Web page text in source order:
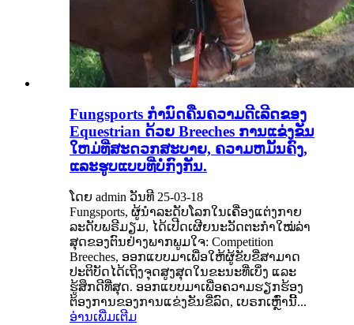
Fungsports ກໍານົດຄືນຄວາມດີເລີດຂອງ
Equestrian ດ້ວຍ Breeches ການແຂ່ງຂັນ
ໃຫມ່ທີ່ສະດວກສະບາຍ, ຄວາມຫມັ້ນຄົງ,
ແລະຮູບແບບທີ່ບໍ່ກົງກັນ.
ໂດຍ admin ວັນທີ 25-03-18
Fungsports, ຜູ້ນໍາລະດັບໂລກໃນເຄື່ອງແຕ່ງກາຍ
ລະດັບພຣີມຽມ, ໄດ້ເປີດເຜີຍນະວັດຕະກໍາໃໝ່ລ່າ
ສຸດຂອງຕົນຢ່າງພາກພູມໃຈ: Competition
Breeches, ອອກແບບມາເພື່ອໃຫ້ຜູ້ຂັບຂີ່ສາມາດ
ປະຕິບັດໄດ້ເຖິງຈຸດສູງສຸດໃນຂະນະທີ່ເບິ່ງ ແລະ
ຮູ້ສຶກດີທີ່ສຸດ. ອອກແບບມາເພື່ອຄວາມຮຽກຮ້ອງ
ຕ້ອງການຂອງການແຂ່ງຂັນຂີ່ລົດ, ເບຣກເຫຼົ່ານີ້...
ອ່ານເພີ່ມເຕີມ